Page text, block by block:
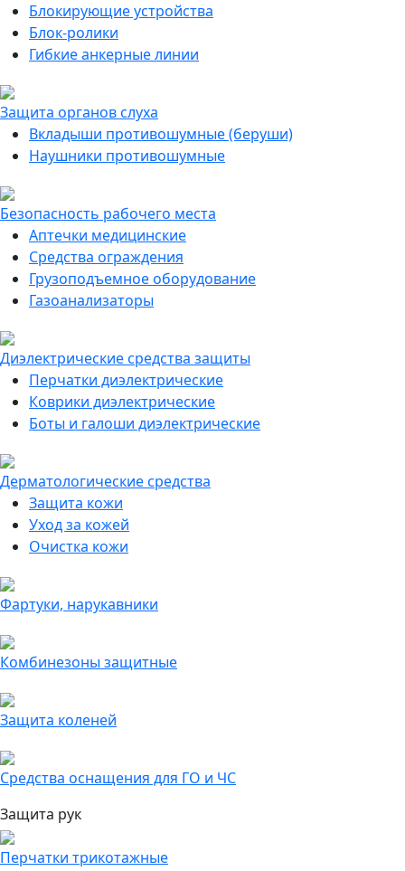
Блокирующие устройства
Блок-ролики
Гибкие анкерные линии
Защита органов слуха
Вкладыши противошумные (беруши)
Наушники противошумные
Безопасность рабочего места
Аптечки медицинские
Средства ограждения
Грузоподъемное оборудование
Газоанализаторы
Диэлектрические средства защиты
Перчатки диэлектрические
Коврики диэлектрические
Боты и галоши диэлектрические
Дерматологические средства
Защита кожи
Уход за кожей
Очистка кожи
Фартуки, нарукавники
Комбинезоны защитные
Защита коленей
Средства оснащения для ГО и ЧС
Защита рук
Перчатки трикотажные